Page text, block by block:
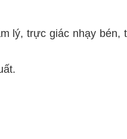
lý, trực giác nhạy bén,